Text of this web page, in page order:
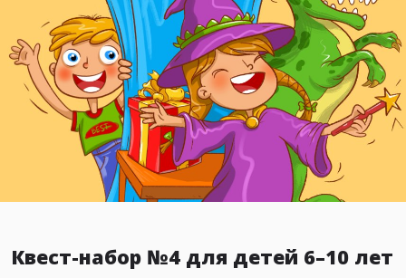
Квест-набор №4 для детей 6–10 лет